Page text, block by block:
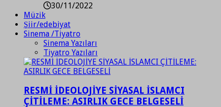
30/11/2022
Müzik
Şiir/edebiyat
Sinema /Tiyatro
Sinema Yazıları
Tiyatro Yazıları
RESMİ İDEOLOJİYE SİYASAL İSLAMCI
ÇİTİLEME: ASIRLIK GECE BELGESELİ